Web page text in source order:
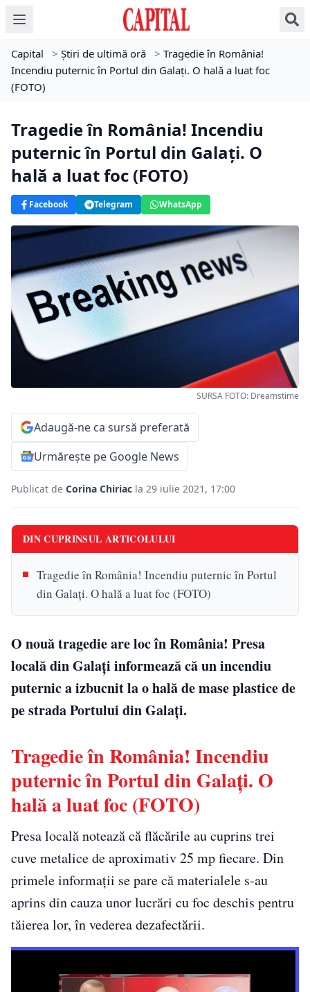
Capital > Știri de ultimă oră > Tragedie în România!
Incendiu puternic în Portul din Galați. O hală a luat foc
(FOTO)
Tragedie în România! Incendiu
puternic în Portul din Galați. O
hală a luat foc (FOTO)
Facebook Telegram WhatsApp
SURSA FOTO: Dreamstime
Adaugă-ne ca sursă preferată
Urmărește pe Google News
Publicat de Corina Chiriac la 29 iulie 2021, 17:00
DIN CUPRINSUL ARTICOLULUI
Tragedie în România! Incendiu puternic în Portul
din Galați. O hală a luat foc (FOTO)
O nouă tragedie are loc în România! Presa
locală din Galați informează că un incendiu
puternic a izbucnit la o hală de mase plastice de
pe strada Portului din Galați.
Tragedie în România! Incendiu
puternic în Portul din Galați. O
hală a luat foc (FOTO)
Presa locală notează că flăcările au cuprins trei
cuve metalice de aproximativ 25 mp fiecare. Din
primele informații se pare că materialele s-au
aprins din cauza unor lucrări cu foc deschis pentru
tăierea lor, în vederea dezafectării.